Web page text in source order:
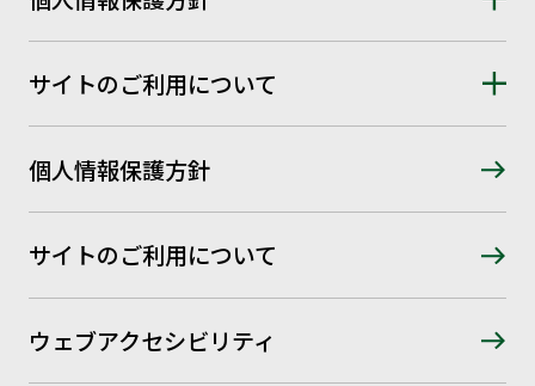
サイトのご利用について
個人情報保護方針
サイトのご利用について
ウェブアクセシビリティ